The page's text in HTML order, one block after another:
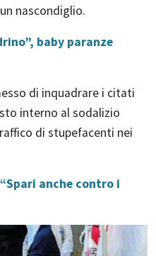
nascondiglio.
baby paranze
di inquadrare i citati
interno al sodalizio
di stupefacenti nei
anche contro i